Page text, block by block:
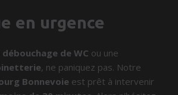
en urgence
débouchage de WC ou une
, ne paniquez pas. Notre
Bonnevoie est prêt à intervenir